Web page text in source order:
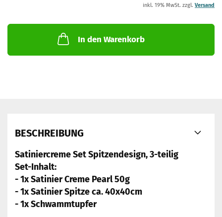
inkl. 19% MwSt. zzgl. Versand
In den Warenkorb
BESCHREIBUNG
Satiniercreme Set Spitzendesign, 3-teilig
Set-Inhalt:
- 1x Satinier Creme Pearl 50g
- 1x Satinier Spitze ca. 40x40cm
- 1x Schwammtupfer